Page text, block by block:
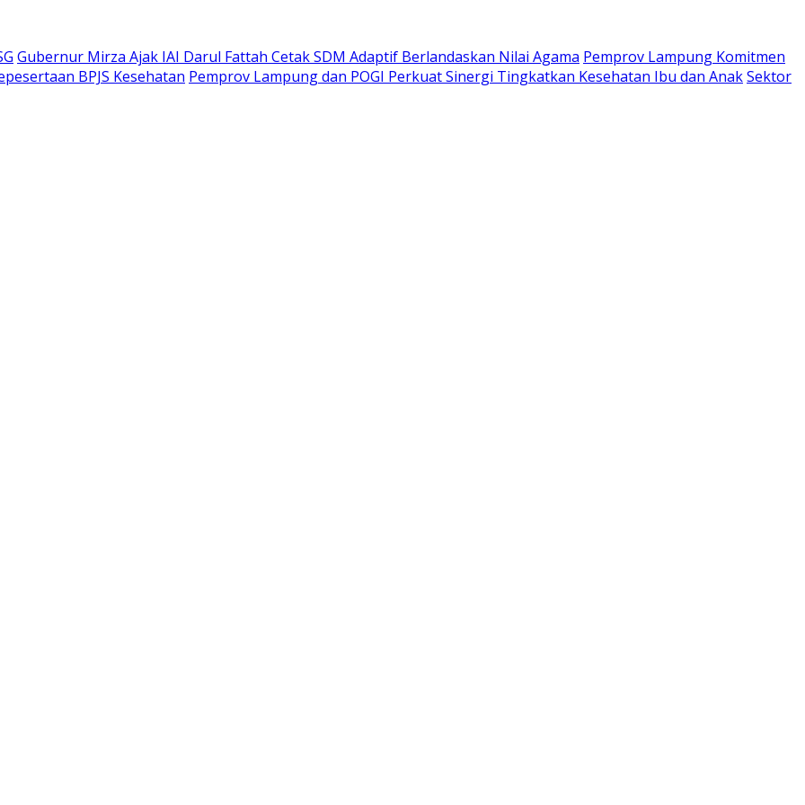
Gubernur Mirza Ajak IAI Darul Fattah Cetak SDM Adaptif Berlandaskan Nilai Agama Pemprov Lampung Komitmen
BPJS Kesehatan Pemprov Lampung dan POGI Perkuat Sinergi Tingkatkan Kesehatan Ibu dan AnakSektor